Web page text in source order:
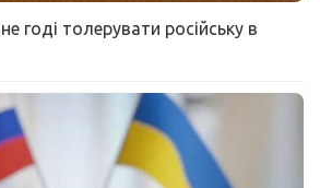
годі толерувати російську в